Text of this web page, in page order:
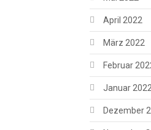
April 2022
März 2022
Februar
Januar 2022
Dezember